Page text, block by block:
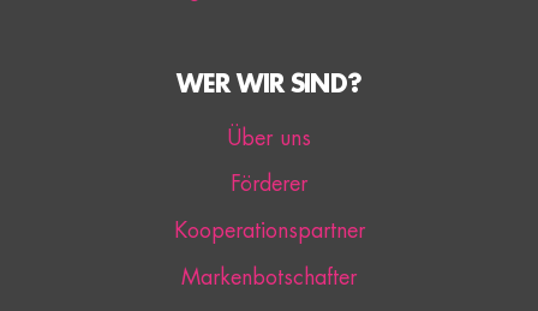
WER WIR SIND?
Über uns
Förderer
Kooperationspartner
Markenbotschafter